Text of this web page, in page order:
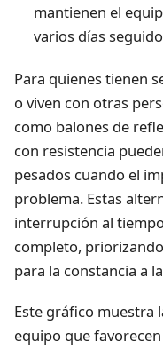
mantienen el
varios días
Para quienes tienen
o viven con otras
como balones de
con resistencia
pesados cuando el
problema. Estas
interrupción al
completo,
para la constancia a
Este gráfico muestra
equipo que